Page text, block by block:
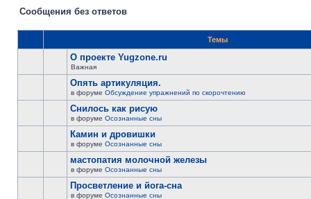
Сообщения без ответов
Темы
О проекте Yugzone.ru
Важная
Опять артикуляция.
в форуме Обсуждение упражнений по скорочтению
Снилось как рисую
в форуме Осознанные сны
Камин и дровишки
в форуме Осознанные сны
мастопатия молочной железы
в форуме Осознанные сны
Просветление и йога-сна
в форуме Осознанные сны